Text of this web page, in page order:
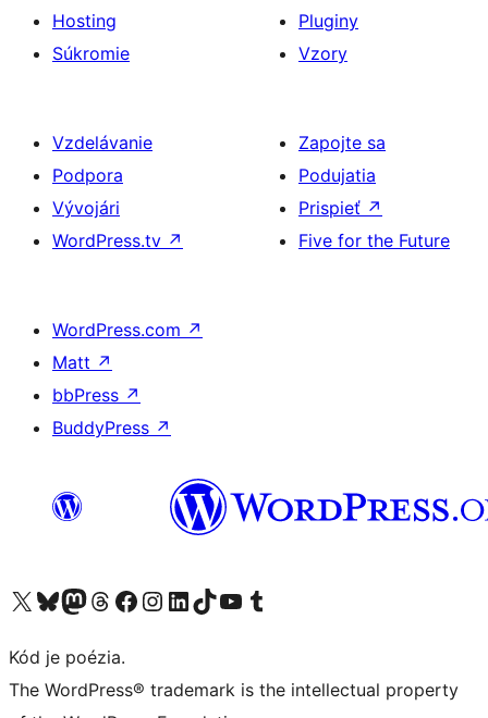
Hosting
Súkromie
Pluginy
Vzory
Vzdelávanie
Podpora
Vývojári
WordPress.tv ↗
Zapojte sa
Podujatia
Prispieť ↗
Five for the Future
WordPress.com ↗
Matt ↗
bbPress ↗
BuddyPress ↗
Navštívte náš účet na X (predtým Twitter)
Navštívte náš účet na platforme Bluesky
Navštívte náš účet na Mastodone
Navštívte náš účet na platforme Threads
Navštívte našu stránku na Facebooku
Navštívte náš účet Instagram
Navštívte náš účet LinkedIn
Navštívte náš účet na platforme TikTok
Navštívte náš kanál YouTube
Navštívte náš účet na platforme Tumblr
Kód je poézia.
The WordPress® trademark is the intellectual property